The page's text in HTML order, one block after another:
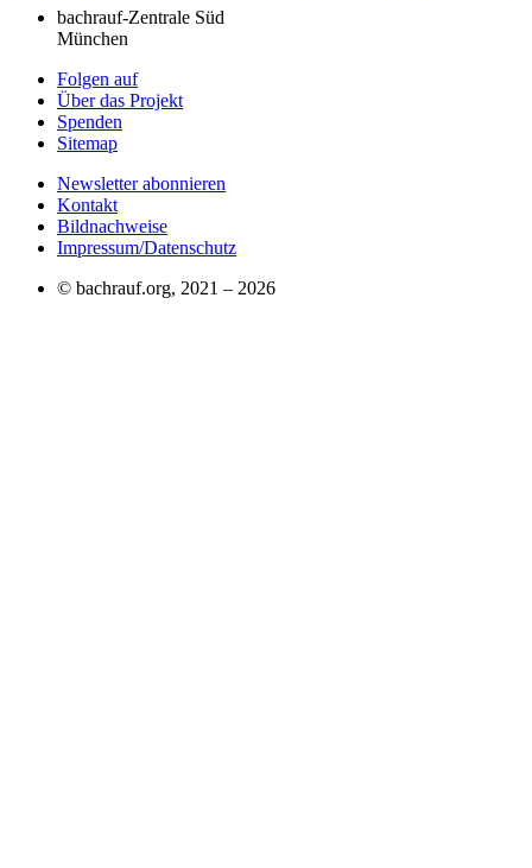
bachrauf-Zentrale Süd
München
Folgen auf
Über das Projekt
Spenden
Sitemap
Newsletter abonnieren
Kontakt
Bildnachweise
Impressum/Datenschutz
© bachrauf.org, 2021 – 2026